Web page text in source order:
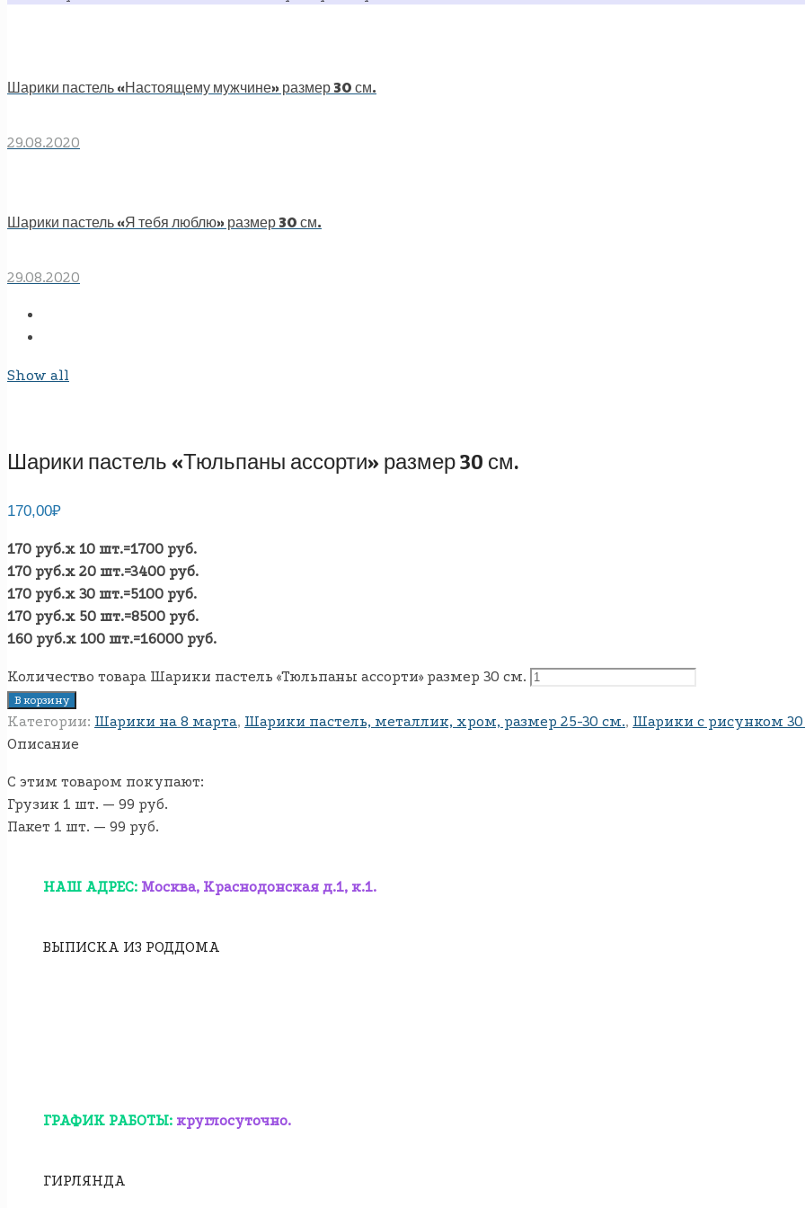
Шарики пастель «Настоящему мужчине» размер 30 см.
29.08.2020
Шарики пастель «Я тебя люблю» размер 30 см.
29.08.2020
Show all
Шарики пастель «Тюльпаны ассорти» размер 30 см.
170,00₽
170 руб.х 10 шт.=1700 руб.
170 руб.х 20 шт.=3400 руб.
170 руб.х 30 шт.=5100 руб.
170 руб.х 50 шт.=8500 руб.
160 руб.х 100 шт.=16000 руб.
Количество товара Шарики пастель «Тюльпаны ассорти» размер 30 см.
В корзину
Категории: Шарики на 8 марта, Шарики пастель, металлик, хром, размер 25-30 см., Шарики с рисунком
Описание
С этим товаром покупают:
Грузик 1 шт. — 99 руб.
Пакет 1 шт. — 99 руб.
НАШ АДРЕС: Москва, Краснодонская д.1, к.1.
ВЫПИСКА ИЗ РОДДОМА
ГРАФИК РАБОТЫ: круглосуточно.
ГИРЛЯНДА